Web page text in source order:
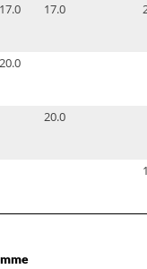
17.0 17.0
20.0
20.0